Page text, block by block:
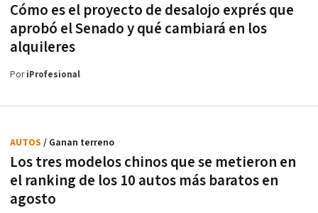
Cómo es el proyecto de desalojo exprés que
aprobó el Senado y qué cambiará en los
alquileres
PoriProfesional
Los tres modelos chinos que se metieron en
el ranking de los 10 autos más baratos en
agosto
AUTOS / Ganan terreno